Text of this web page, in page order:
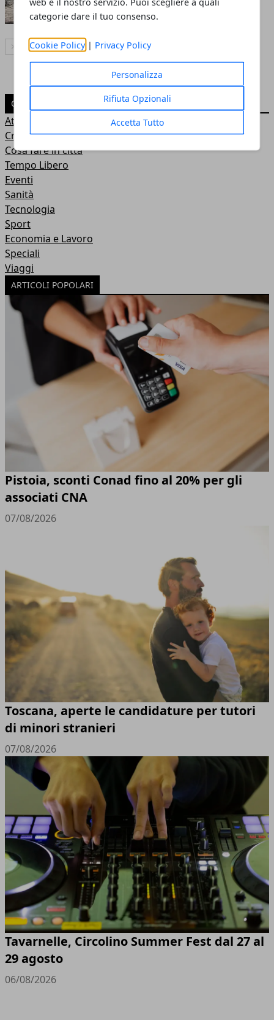
categorie dare il tuo consenso.
Cookie Policy | Privacy Policy
Personalizza
Rifiuta Opzionali
Accetta Tutto
Articolo Successivo
CATEGORIE
Attualità
Cronaca
Cosa fare in città
Tempo Libero
Eventi
Sanità
Tecnologia
Sport
Economia e Lavoro
Speciali
Viaggi
ARTICOLI POPOLARI
Pistoia, sconti Conad fino al 20% per gli
associati CNA
07/08/2026
Toscana, aperte le candidature per tutori
di minori stranieri
07/08/2026
Tavarnelle, Circolino Summer Fest dal 27 al
29 agosto
06/08/2026